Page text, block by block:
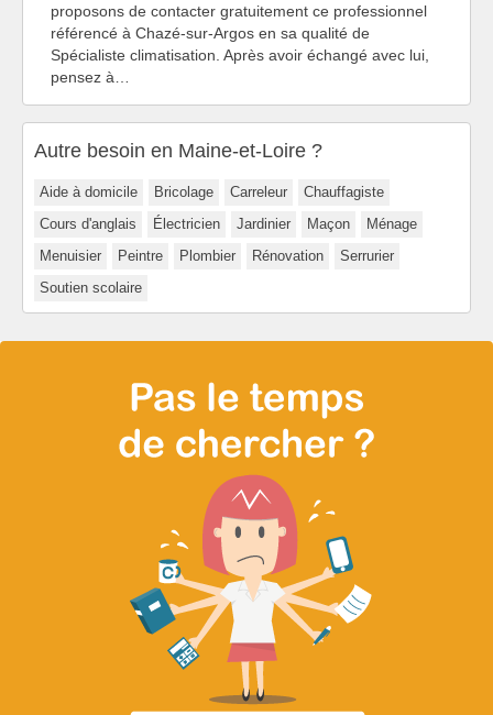
proposons de contacter gratuitement ce professionnel
référencé à Chazé-sur-Argos en sa qualité de
Spécialiste climatisation. Après avoir échangé avec lui,
pensez à…
Autre besoin en Maine-et-Loire ?
Aide à domicile Bricolage Carreleur
Chauffagiste
Cours d'anglais
Électricien Jardinier Maçon
Ménage
Menuisier
Peintre Plombier Rénovation
Serrurier
Soutien scolaire